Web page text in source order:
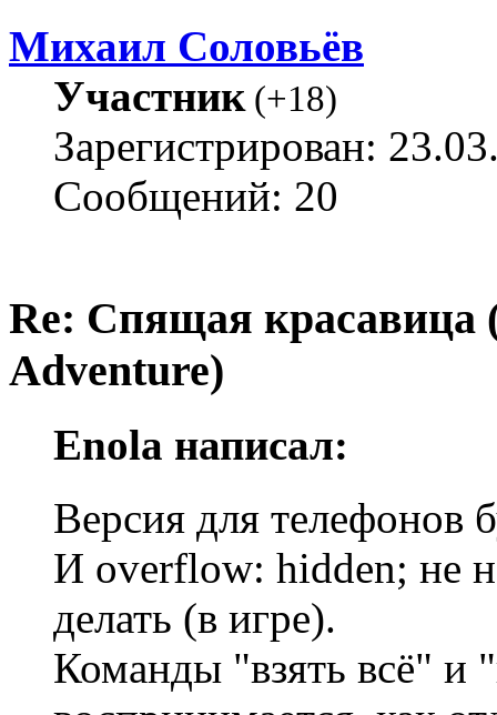
Михаил Соловьёв
Участник(+18)
Зарегистрирован:
Сообщений: 20
Re: Спящая красавица
Adventure)
Enola написал:
Версия для телефонов
И overflow: hidden; не
делать (в игре).
Команды "взять всё" и